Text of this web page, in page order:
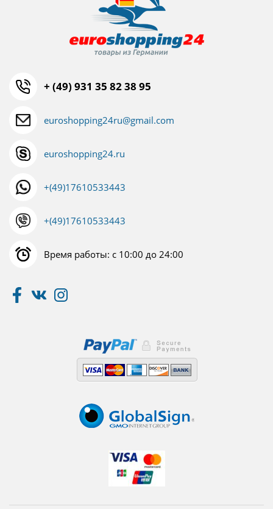
+ (49) 931 35 82 38 95
euroshopping24ru@gmail.com
euroshopping24.ru
+(49)17610533443
+(49)17610533443
Время работы: с 10:00 до 24:00